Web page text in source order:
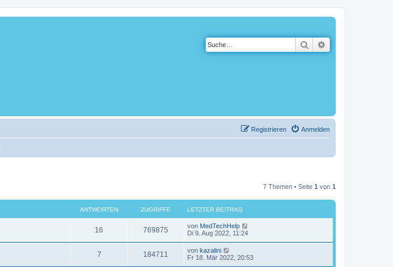
Suche
Anmelden
Registrieren
7 Themen • Seite 1 von 1
ANTWORTEN ZUGRIFFE LETZTER BEITRAG
16 769875 von MedTechHelp
Di 9. Aug 2022, 11:24
7 184711 von kazalini
Fr 18. Mär 2022, 20:53